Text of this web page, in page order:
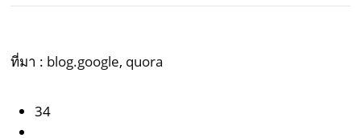
ที่มา : blog.google, quora
34